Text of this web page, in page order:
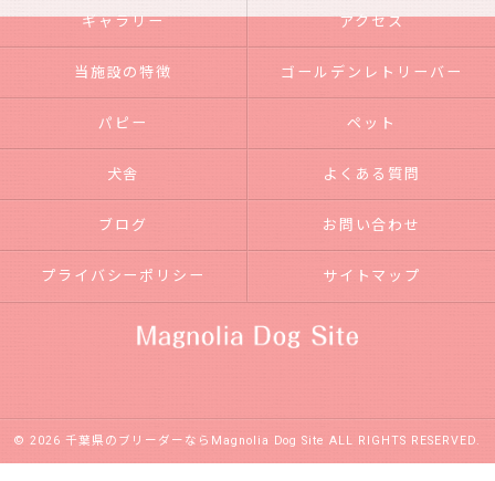
ギャラリー アクセス
当施設の特徴 ゴールデンレトリーバー
パピー ペット
犬舎 よくある質問
ブログ お問い合わせ
プライバシーポリシー サイトマップ
© 2026 千葉県のブリーダーならMagnolia Dog Site ALL RIGHTS RESERVED.